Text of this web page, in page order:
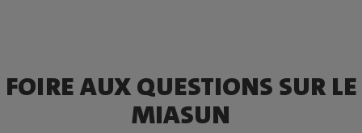
FOIRE AUX QUESTIONS SUR LE
MIASUN